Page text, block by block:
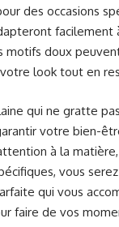
des occasions
motifs doux
look tout en
qui ne gratte
votre bien-
à la
vous
qui vous
faire de vos